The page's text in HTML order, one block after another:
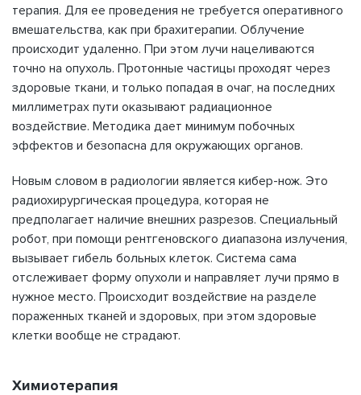
терапия. Для ее проведения не требуется оперативного
вмешательства, как при брахитерапии. Облучение
происходит удаленно. При этом лучи нацеливаются
точно на опухоль. Протонные частицы проходят через
здоровые ткани, и только попадая в очаг, на последних
миллиметрах пути оказывают радиационное
воздействие. Методика дает минимум побочных
эффектов и безопасна для окружающих органов.
Новым словом в радиологии является кибер-нож. Это
радиохирургическая процедура, которая не
предполагает наличие внешних разрезов. Специальный
робот, при помощи рентгеновского диапазона излучения,
вызывает гибель больных клеток. Система сама
отслеживает форму опухоли и направляет лучи прямо в
нужное место. Происходит воздействие на разделе
пораженных тканей и здоровых, при этом здоровые
клетки вообще не страдают.
Химиотерапия